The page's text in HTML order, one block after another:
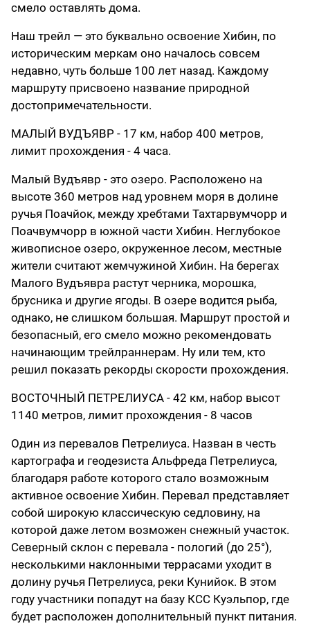
смело оставлять дома.
Наш трейл — это буквально освоение Хибин, по
историческим меркам оно началось совсем
недавно, чуть больше 100 лет назад. Каждому
маршруту присвоено название природной
достопримечательности.
МАЛЫЙ ВУДЪЯВР - 17 км, набор 400 метров,
лимит прохождения - 4 часа.
Малый Вудъявр - это озеро. Расположено на
высоте 360 метров над уровнем моря в долине
ручья Поачйок, между хребтами Тахтарвумчорр и
Поачвумчорр в южной части Хибин. Неглубокое
живописное озеро, окруженное лесом, местные
жители считают жемчужиной Хибин. На берегах
Малого Вудъявра растут черника, морошка,
брусника и другие ягоды. В озере водится рыба,
однако, не слишком большая. Маршрут простой и
безопасный, его смело можно рекомендовать
начинающим трейлраннерам. Ну или тем, кто
решил показать рекорды скорости прохождения.
ВОСТОЧНЫЙ ПЕТРЕЛИУСА - 42 км, набор высот
1140 метров, лимит прохождения - 8 часов
Один из перевалов Петрелиуса. Назван в честь
картографа и геодезиста Альфреда Петрелиуса,
благодаря работе которого стало возможным
активное освоение Хибин. Перевал представляет
собой широкую классическую седловину, на
которой даже летом возможен снежный участок.
Северный склон с перевала - пологий (до 25°),
несколькими наклонными террасами уходит в
долину ручья Петрелиуса, реки Кунийок. В этом
году участники попадут на базу КСС Куэльпор, где
будет расположен дополнительный пункт питания.